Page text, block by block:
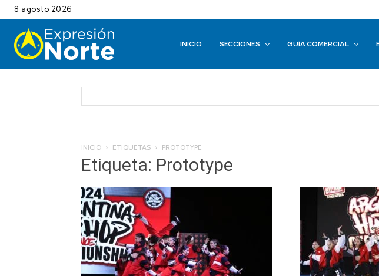
8 agosto 2026
INICIO SECCIONES GUÍA COMERCIAL
INICIO ETIQUETAS PROTOTYPE
Etiqueta: Prototype